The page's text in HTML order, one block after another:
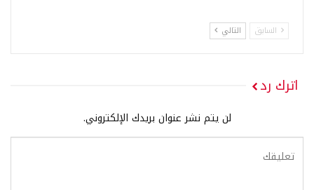
السابق التالي
اترك رد
لن يتم نشر عنوان بريدك الإلكتروني.